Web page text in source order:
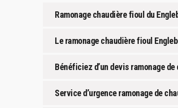
Ramonage chaudière fioul du
Le ramonage chaudière fioul
Bénéficiez d’un devis ramonage
Service d’urgence ramonage de